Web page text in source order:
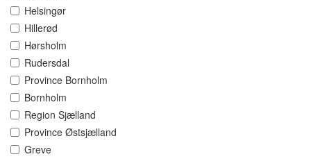
Helsingør
Hillerød
Hørsholm
Rudersdal
Province Bornholm
Bornholm
Region Sjælland
Province Østsjælland
Greve